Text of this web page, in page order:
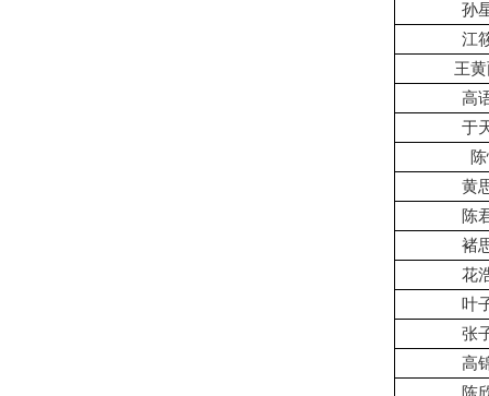
孙
江
王
高
于
黄
陈
褚
花
叶
张
高